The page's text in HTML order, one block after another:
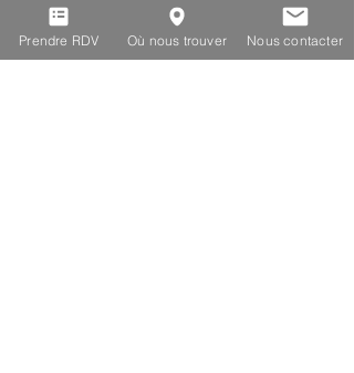
Prendre RDV Où nous trouver Nous contacter